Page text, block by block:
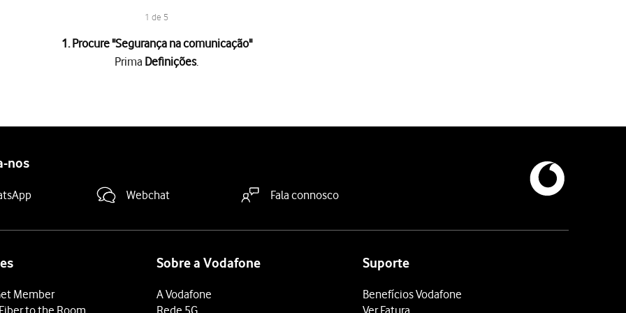
1 de 5
1. Procure "Segurança na comunicação"
Prima Definições.
nos
Webchat Fala connosco
Member
to the Room
Sobre a Vodafone
A Vodafone
Rede 5G
Suporte
Benefícios Vodafone
Ver Fatura